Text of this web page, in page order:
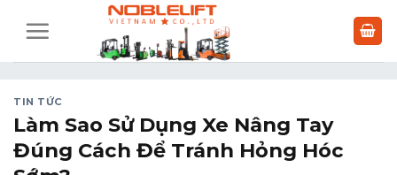
qua
TIN TỨC
Làm Sao Sử Dụng Xe Nâng Tay
Đúng Cách Để Tránh Hỏng Hóc